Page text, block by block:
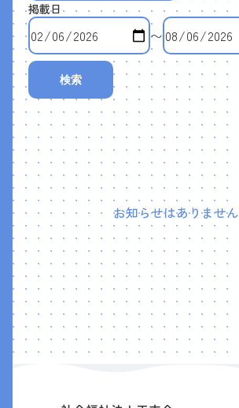
掲載日
〜
検索
お知らせはありません